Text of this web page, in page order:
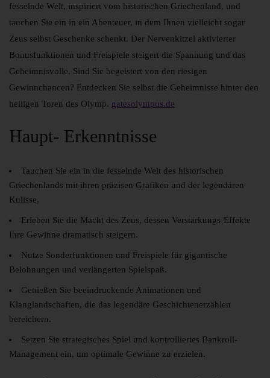
fesselnde Welt, inspiriert vom historischen Griechenland, und
tauchen Sie ein in ein Abenteuer, in dem Ihnen vielleicht sogar
Zeus selbst Geschenke schenkt. Der Nervenkitzel aktivierter
Bonusfunktionen und Freispiele steigert die Spannung und das
Geheimnisvolle. Sind Sie begeistert von den riesigen
Gewinnchancen? Entdecken Sie selbst die Geheimnisse hinter den
heiligen Toren des Olymp. gatesolympus.de
Haupt- Erkenntnisse
Tauchen Sie ein in die fesselnde Welt des historischen
Griechenlands mit ihren präzisen Grafiken und der legendären
Kulisse.
Erleben Sie die Macht des Zeus, dessen Verstärkungs-Effekte
Ihre Gewinne dramatisch steigern.
Nutze Sonderfunktionen und Freispiele für gigantische
Belohnungen und verlängerten Spielspaß.
Genießen Sie beeindruckende Animationen und
Klanglandschaften, die das legendäre Geschichtenerzählen
bereichern.
Setzen Sie strategisches Spiel und kontrolliertes Bankroll-
Management ein, um optimale Gewinne zu erzielen.